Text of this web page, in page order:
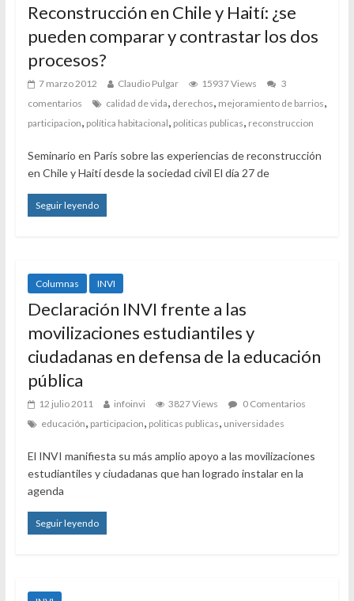
Reconstrucción en Chile y Haití: ¿se
pueden comparar y contrastar los dos
procesos?
7 marzo 2012 Claudio Pulgar 15937 Views
3
comentarios
calidad de vida derechos mejoramiento de barrios
participacion política habitacional politicas publicas reconstruccion
Seminario en París sobre las experiencias de reconstrucción
en Chile y Haití desde la sociedad civil El día 27 de
Seguir leyendo
Columnas INVI
Declaración INVI frente a las
movilizaciones estudiantiles y
ciudadanas en defensa de la educación
pública
12 julio 2011 infoinvi 3827 Views
0 Comentarios
educación participacion politicas publicas universidades
El INVI manifiesta su más amplio apoyo a las movilizaciones
estudiantiles y ciudadanas que han logrado instalar en la
agenda
Seguir leyendo